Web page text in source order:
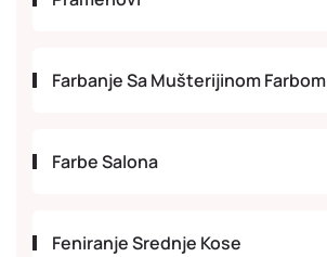
Farbanje Sa Mušterijinom Farbom
Farbe Salona
Feniranje Srednje Kose